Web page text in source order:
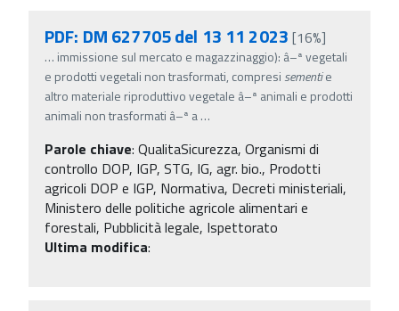
PDF: DM 627705 del 13 11 2023 [16%]
… immissione sul mercato e magazzinaggio): â–ª vegetali
e prodotti vegetali non trasformati, compresi sementie
altro materiale riproduttivo vegetale â–ª animali e prodotti
animali non trasformati â–ª a…
Parole chiave: QualitaSicurezza, Organismi di
controllo DOP, IGP, STG, IG, agr. bio., Prodotti
agricoli DOP e IGP, Normativa, Decreti ministeriali,
Ministero delle politiche agricole alimentari e
forestali, Pubblicità legale, Ispettorato
Ultima modifica: